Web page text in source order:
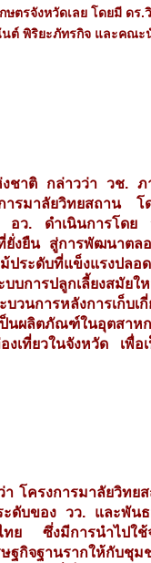
ตรจังหวัดเลย โดยมี ดร.
พิริยะภัทรกิจ และคณะ
ชาติ กล่าวว่า วช. ภ
รมาลัยวิทยสถาน โ
ว. ดำเนินการโดย
งยืน สู่การพัฒนาตล
ระดับที่แข็งแรงปลอ
การปลูกเลี้ยงสมัยใ
วนการหลังการเก็บเ
ลิตภัณฑ์ในอุตสาหก
เที่ยวในจังหวัด เพื่
โครงการมาลัยวิท
ดับของ วว. และพัน
ทย ซึ่งมีการนำไปใช้
ษฐกิจฐานรากให้กับชุ